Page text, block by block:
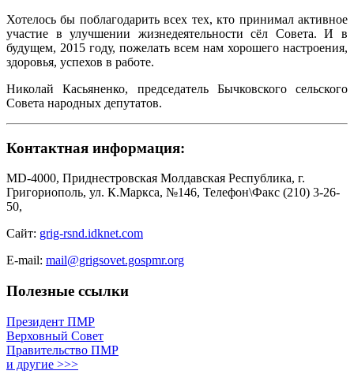
Хотелось бы поблагодарить всех тех, кто принимал активное
участие в улучшении жизнедеятельности сёл Совета. И в
будущем, 2015 году, пожелать всем нам хорошего настроения,
здоровья, успехов в работе.
Николай Касьяненко, председатель Бычковского сельского
Совета народных депутатов.
Контактная информация:
MD-4000, Приднестровская Молдавская Республика, г.
Григориополь, ул. К.Маркса, №146, Телефон\Факс (210) 3-26-
50,
Сайт: grig-rsnd.idknet.com
E-mail: mail@grigsovet.gospmr.org
Полезные ссылки
Президент ПМР
Верховный Совет
Правительство ПМР
и другие >>>